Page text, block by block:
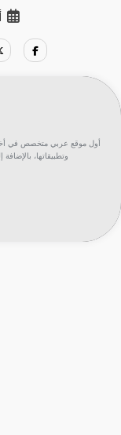
أول موقع عربي متخصص في
وتطبيقاتها،